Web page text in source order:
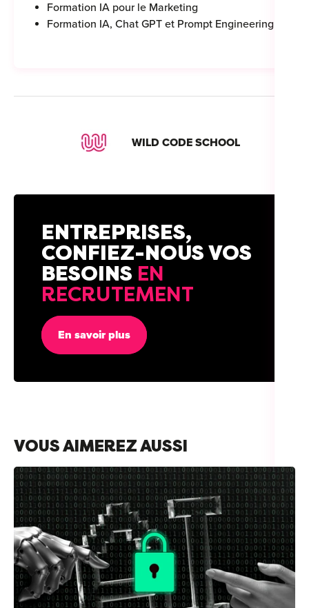
Formation IA pour le Marketing
Formation IA, Chat GPT et Prompt Engineering
WILD CODE SCHOOL
ENTREPRISES,
CONFIEZ-NOUS VOS
BESOINS EN
RECRUTEMENT
En savoir plus
VOUS AIMEREZ AUSSI